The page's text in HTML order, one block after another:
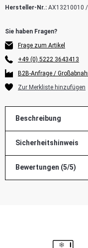
Hersteller-Nr.: AX13210010
Frage zum Artikel
+49 (0) 5222 3643413
B2B-Anfrage /
Beschreibung
Sicherheitshinweis
Bewertungen (5/5)